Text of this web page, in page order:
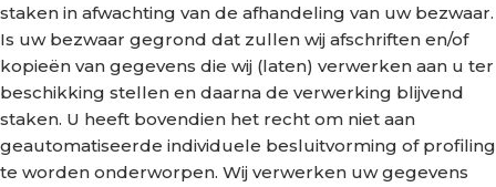
staken in afwachting van de afhandeling van uw bezwaar.
Is uw bezwaar gegrond dat zullen wij afschriften en/of
kopieën van gegevens die wij (laten) verwerken aan u ter
beschikking stellen en daarna de verwerking blijvend
staken. U heeft bovendien het recht om niet aan
geautomatiseerde individuele besluitvorming of profiling
te worden onderworpen. Wij verwerken uw gegevens